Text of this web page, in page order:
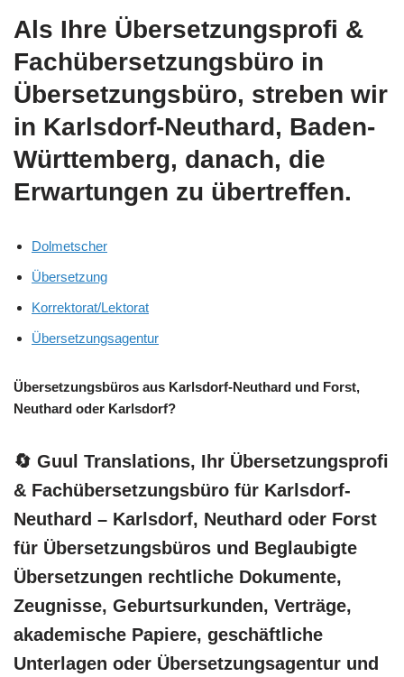
Als Ihre Übersetzungsprofi &
Fachübersetzungsbüro in
Übersetzungsbüro, streben wir
in Karlsdorf-Neuthard, Baden-
Württemberg, danach, die
Erwartungen zu übertreffen.
Dolmetscher
Übersetzung
Korrektorat/Lektorat
Übersetzungsagentur
Übersetzungsbüros aus Karlsdorf-Neuthard und Forst,
Neuthard oder Karlsdorf?
🔄 Guul Translations, Ihr Übersetzungsprofi
& Fachübersetzungsbüro für Karlsdorf-
Neuthard – Karlsdorf, Neuthard oder Forst
für Übersetzungsbüros und Beglaubigte
Übersetzungen rechtliche Dokumente,
Zeugnisse, Geburtsurkunden, Verträge,
akademische Papiere, geschäftliche
Unterlagen oder Übersetzungsagentur und